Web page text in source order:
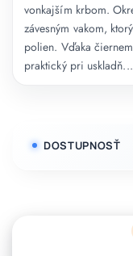
vonkajším krbom.
závesným vakom,
polien. Vďaka
praktický pri uskladň...
DOSTUPNOSŤ